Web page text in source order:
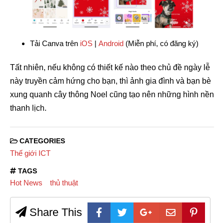
Tải Canva trên iOS | Android (Miễn phí, có đăng ký)
Tất nhiên, nếu không có thiết kế nào theo chủ đề ngày lễ
này truyền cảm hứng cho bạn, thì ảnh gia đình và bạn bè
xung quanh cây thông Noel cũng tạo nên những hình nền
thanh lịch.
CATEGORIES
Thế giới ICT
TAGS
Hot News thủ thuật
Share This